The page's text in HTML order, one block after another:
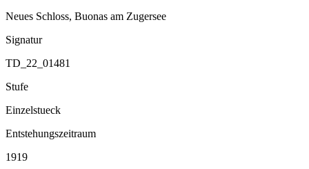
Neues Schloss, Buonas am Zugersee
Signatur
TD_22_01481
Stufe
Einzelstueck
Entstehungszeitraum
1919